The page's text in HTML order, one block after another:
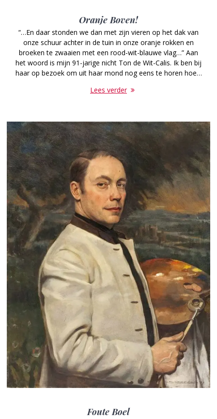
Oranje Boven!
“…En daar stonden we dan met zijn vieren op het dak van
onze schuur achter in de tuin in onze oranje rokken en
broeken te zwaaien met een rood-wit-blauwe vlag…” Aan
het woord is mijn 91-jarige nicht Ton de Wit-Calis. Ik ben bij
haar op bezoek om uit haar mond nog eens te horen hoe…
Lees verder
Foute Boel